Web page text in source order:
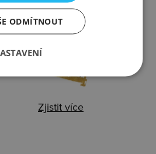
Balení
Zjistit více
ODMÍTNOUT